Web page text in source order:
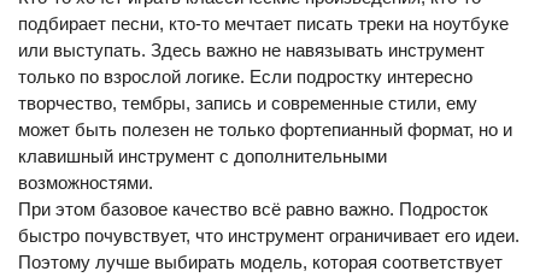
подбирает песни, кто-то мечтает писать треки на ноутбуке
или выступать. Здесь важно не навязывать инструмент
только по взрослой логике. Если подростку интересно
творчество, тембры, запись и современные стили, ему
может быть полезен не только фортепианный формат, но и
клавишный инструмент с дополнительными
возможностями.
При этом базовое качество всё равно важно. Подросток
быстро почувствует, что инструмент ограничивает его идеи.
Поэтому лучше выбирать модель, которая соответствует